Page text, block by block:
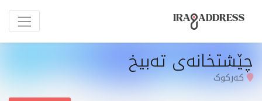
چێشتخانەی تەبیخ
کەرکوک